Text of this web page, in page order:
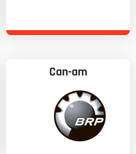
Can-am